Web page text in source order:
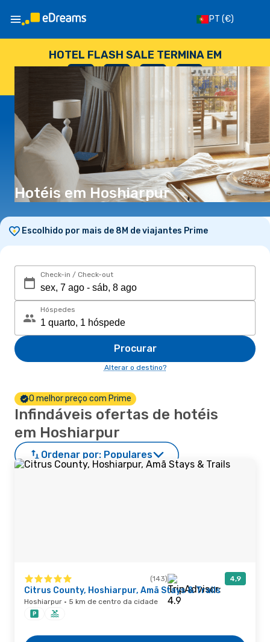
PT (€)
HOTEL FLASH SALE TERMINA EM
--
DIAS
: --
HORAS
: --
SEGUNDOS
Hotéis em Hoshiarpur
Escolhido por mais de 8M de viajantes Prime
Check-in / Check-out
Hóspedes
Procurar
Alterar o destino?
O melhor preço com Prime
Infindáveis ofertas de hotéis
em Hoshiarpur
Ordenar por: Populares
(143) 4,9
Citrus County, Hoshiarpur, Amã Stays & Trails
Hoshiarpur · 5 km de centro da cidade